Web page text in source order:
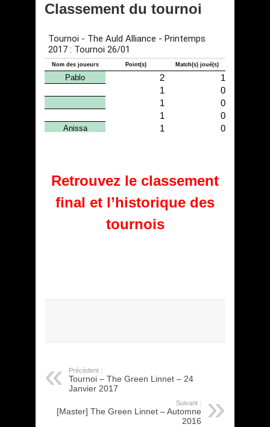
Classement du tournoi
Retrouvez le classement
final et l’historique des
tournois
Précédent :
Tournoi – The Green Linnet – 24
Janvier 2017
Suivant :
[Master] The Green Linnet – Automne
2016